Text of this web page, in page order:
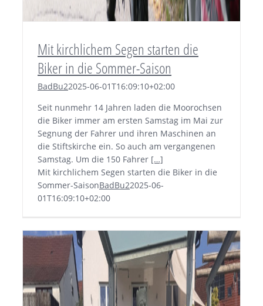
Mit kirchlichem Segen starten die
Biker in die Sommer-Saison
BadBu22025-06-01T16:09:10+02:00
Seit nunmehr 14 Jahren laden die Moorochsen
die Biker immer am ersten Samstag im Mai zur
Segnung der Fahrer und ihren Maschinen an
die Stiftskirche ein. So auch am vergangenen
Samstag. Um die 150 Fahrer […]
Mit kirchlichem Segen starten die Biker in die
Sommer-SaisonBadBu22025-06-
01T16:09:10+02:00